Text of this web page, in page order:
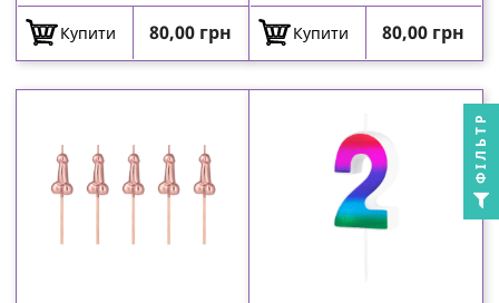
Купити Ціна
80,00 грн Купити Ціна
80,00 грн
ФІЛЬТР